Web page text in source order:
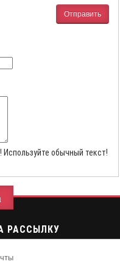
Отправить
Используйте обычный текст!
РАССЫЛКУ